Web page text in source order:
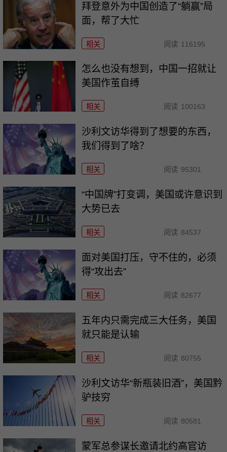
拜登意外为中国创造了“躺赢”局
面，帮了大忙
相关 阅读 116195
怎么也没有想到，中国一招就让
美国作茧自缚
相关 阅读 100163
沙利文访华得到了想要的东西，
我们得到了啥？
相关 阅读 95301
“中国牌”打变调，美国或许意识到
大势已去
相关 阅读 84537
面对美国打压，守不住的，必须
得“攻出去”
相关 阅读 82677
五年内只需完成三大任务，美国
就只能是认输
相关 阅读 80755
沙利文访华“新瓶装旧酒”，美国黔
驴技穷
相关 阅读 80581
​蒙军总参谋长邀请北约高官访